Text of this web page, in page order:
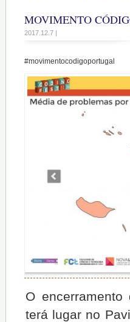
MOVIMENTO
2017.12.7 |
#movimentocodigoportugal
O
terá lugar no